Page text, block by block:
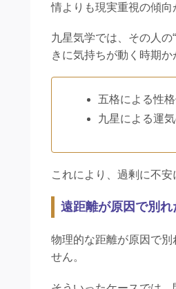
情よりも現実重視の傾向
九星気学では、その人
きに気持ちが動く時期か
五格による性
九星による運
これにより、過剰に不
遠距離が原因で別
物理的な距離が原因で
せん。